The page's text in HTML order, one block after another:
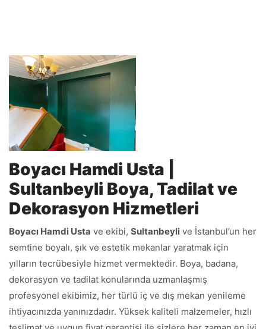
Boyacı Hamdi Usta |
Sultanbeyli Boya, Tadilat ve
Dekorasyon Hizmetleri
Boyacı Hamdi Usta ve ekibi, Sultanbeyli ve İstanbul’un her
semtine boyalı, şık ve estetik mekanlar yaratmak için
yılların tecrübesiyle hizmet vermektedir. Boya, badana,
dekorasyon ve tadilat konularında uzmanlaşmış
profesyonel ekibimiz, her türlü iç ve dış mekan yenileme
ihtiyacınızda yanınızdadır. Yüksek kaliteli malzemeler, hızlı